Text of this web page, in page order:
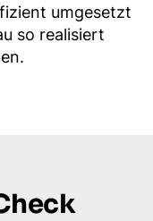
umgesetzt
so realisiert